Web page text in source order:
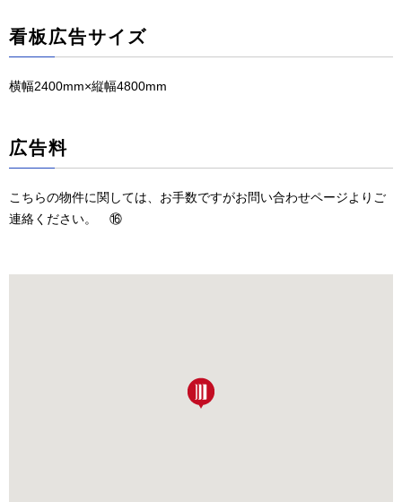
看板広告サイズ
横幅2400mm×縦幅4800mm
広告料
こちらの物件に関しては、お手数ですがお問い合わせページよりご
連絡ください。 ⑯